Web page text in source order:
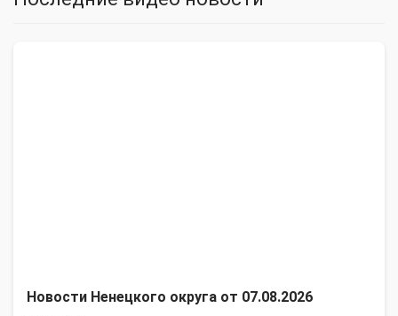
Новости Ненецкого округа от 07.08.2026